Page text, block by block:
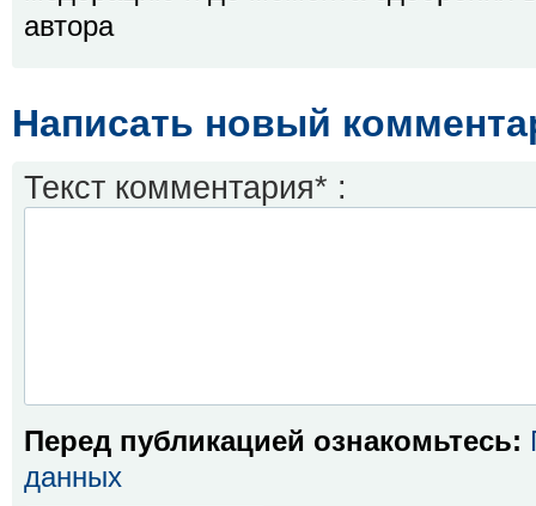
автора
Написать новый
Текст комментария* :
Перед публикацией ознакомьтесь:
данных